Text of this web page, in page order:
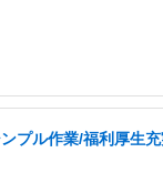
プル作業/福利厚生